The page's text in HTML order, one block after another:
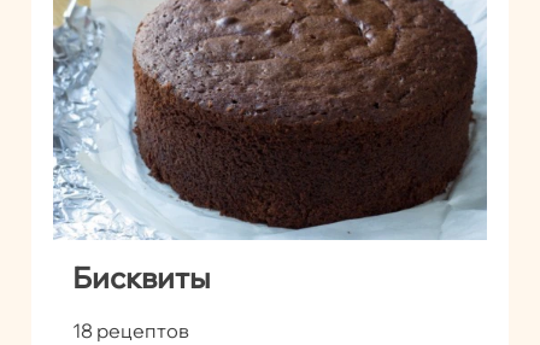
Бисквиты
18 рецептов